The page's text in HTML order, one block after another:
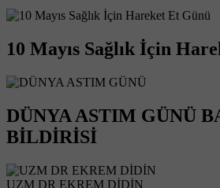
10 Mayıs Sağlık İçin
DÜNYA ASTIM GÜNÜ
BİLDİRİSİ
UZM DR EKREM DİDİN